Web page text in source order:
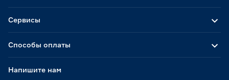
Способы оплаты
Сервисы
Напишите нам